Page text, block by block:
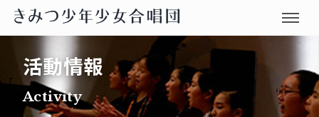
活動情報
Activity